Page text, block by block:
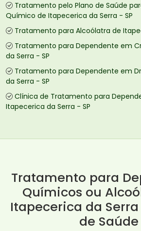
Tratamento pelo Plano de Saúde
Químico de Itapecerica da Serra - SP
Tratamento para Alcoólatra de
Tratamento para Dependente em
da Serra - SP
Tratamento para Dependente em
da Serra - SP
Clínica de Tratamento para
Itapecerica da Serra - SP
Tratamento para
Químicos ou
Itapecerica da
de Saúde